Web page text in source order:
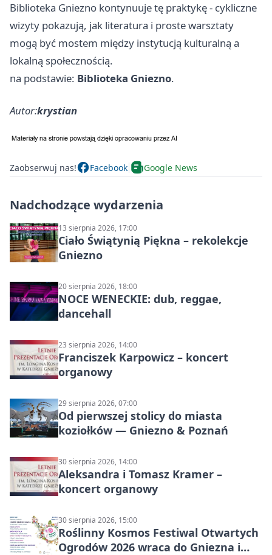
Biblioteka Gniezno kontynuuje tę praktykę - cykliczne
wizyty pokazują, jak literatura i proste warsztaty
mogą być mostem między instytucją kulturalną a
lokalną społecznością.
na podstawie: Biblioteka Gniezno.
Autor:krystian
Zaobserwuj nas! Facebook Google News
Nadchodzące wydarzenia
13 sierpnia 2026, 17:00
Ciało Świątynią Piękna – rekolekcje
Gniezno
20 sierpnia 2026, 18:00
NOCE WENECKIE: dub, reggae,
dancehall
23 sierpnia 2026, 14:00
Franciszek Karpowicz – koncert
organowy
29 sierpnia 2026, 07:00
Od pierwszej stolicy do miasta
koziołków — Gniezno & Poznań
30 sierpnia 2026, 14:00
Aleksandra i Tomasz Kramer –
koncert organowy
30 sierpnia 2026, 15:00
Roślinny Kosmos Festiwal Otwartych
Ogrodów 2026 wraca do Gniezna i